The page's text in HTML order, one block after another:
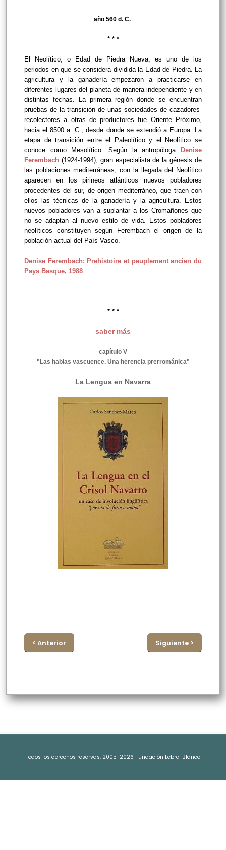
año 560 d. C.
* * *
El Neolítico, o Edad de Piedra Nueva, es uno de los
periodos en que se considera dividida la Edad de Piedra. La
agricultura y la ganadería empezaron a practicarse en
diferentes lugares del planeta de manera independiente y en
distintas fechas. La primera región donde se encuentran
pruebas de la transición de unas sociedades de cazadores-
recolectores a otras de productores fue Oriente Próximo,
hacia el 8500 a. C., desde donde se extendió a Europa. La
etapa de transición entre el Paleolítico y el Neolítico se
conoce como Mesolítico. Según la antropóloga
Denise
Ferembach (1924-1994), gran especialista de la génesis de
las poblaciones mediterráneas, con la llegada del Neolítico
aparecen en los pirineos atlánticos nuevos pobladores
procedentes del sur, de origen mediterráneo, que traen con
ellos las técnicas de la ganadería y la agricultura. Estos
nuevos pobladores van a suplantar a los Cromañones que
no se adaptan al nuevo estilo de vida. Estos pobladores
neolíticos constituyen según Ferembach el origen de la
población actual del País Vasco.
Denise Ferembach; Prehistoire et peuplement ancien du
Pays Basque, 1988
* * *
saber más
capítulo V
"Las hablas vascuence. Una herencia prerrománica"
La Lengua en Navarra
< Anterior Siguiente >
Todos los derechos reservas. 2005-2026 Fundación Lebrel Blanco